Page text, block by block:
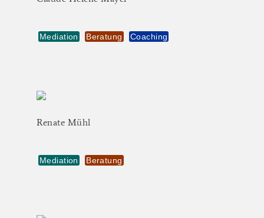
Mediation Beratung Coaching
Renate Mühl
Mediation Beratung